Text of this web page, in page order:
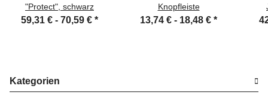
"Protect", schwarz
59,31 € - 70,59 € *
Knopfleiste
13,74 € - 18,48 € *
Kategorien